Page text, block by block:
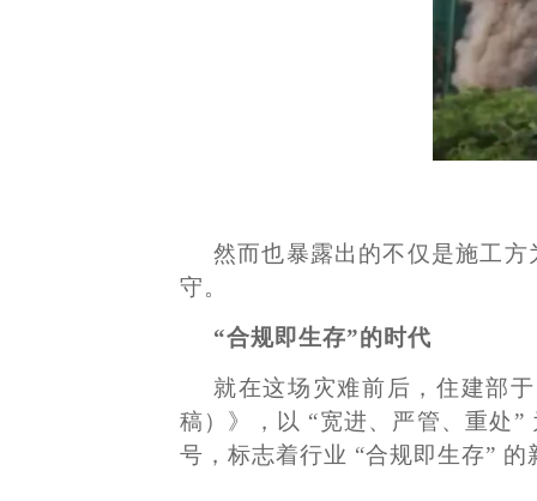
然而也暴露出的不仅是施工
守。
“合规即生存”的时代
就在这场灾难前后，住建部于
稿）》，以 “宽进、严管、重处
号，标志着行业 “合规即生存”